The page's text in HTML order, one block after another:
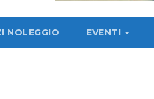
NOLEGGIO EVENTI